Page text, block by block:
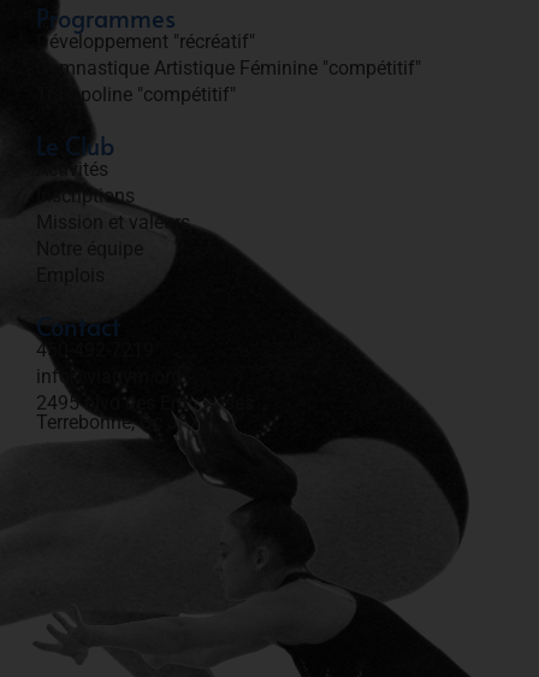
Programmes
Développement "récréatif"
Gymnastique Artistique Féminine "compétitif"
Trampoline "compétitif"
Le Club
Activités
Inscriptions
Mission et valeurs
Contact
450-492-7219​
info@viagym.org
2495 blvd des Entreprises
Terrebonne, Qc J6X 4J9